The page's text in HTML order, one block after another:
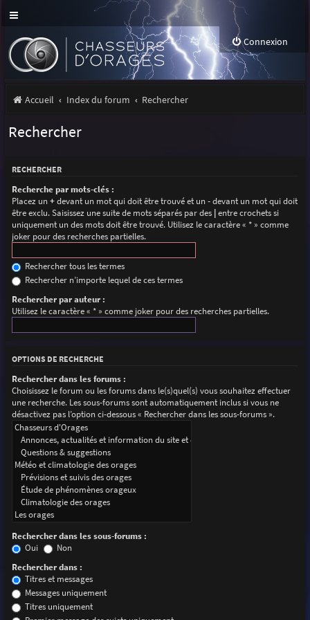
Connexion
Accueil Index du forum Rechercher
Rechercher
RECHERCHER
Recherche par mots-clés :
Placez un+devant un mot qui doit être trouvé et un-devant un mot qui doit
être exclu. Saisissez une suite de mots séparés par des |entre crochets si
uniquement un des mots doit être trouvé. Utilisez le caractère « * » comme
joker pour des recherches partielles.
Rechercher tous les termes
Rechercher n’importe lequel de ces termes
Rechercher par auteur :
Utilisez le caractère « * » comme joker pour des recherches partielles.
OPTIONS DE RECHERCHE
Rechercher dans les forums :
Choisissez le forum ou les forums dans le(s)quel(s) vous souhaitez effectuer
une recherche. Les sous-forums sont automatiquement inclus si vous ne
désactivez pas l’option ci-dessous « Rechercher dans les sous-forums ».
Rechercher dans les sous-forums :
Oui
Non
Rechercher dans :
Titres et messages
Messages uniquement
Titres uniquement